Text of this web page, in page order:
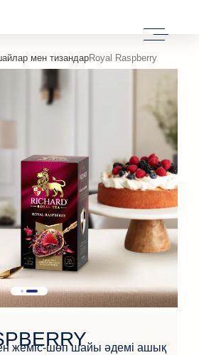
мен тизандарRoyal Raspberry
жеміс-шөп шайы әдемі ашық